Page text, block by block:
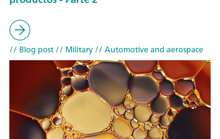
// Blog post// Military// Automotive and aerospace